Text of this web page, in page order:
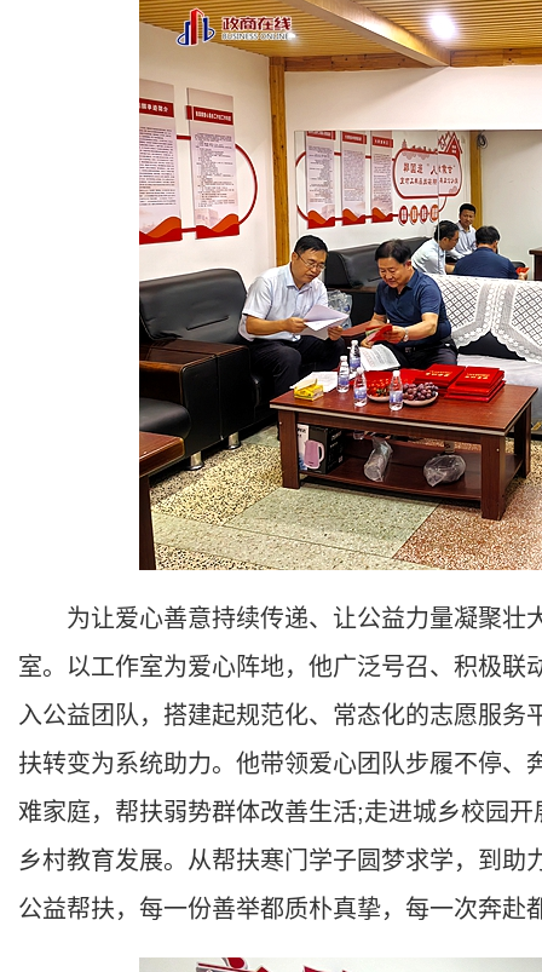
为让爱心善意持续传递、让公益力量凝聚壮
室。以工作室为爱心阵地，他广泛号召、积极
入公益团队，搭建起规范化、常态化的志愿服
扶转变为系统助力。他带领爱心团队步履不停
难家庭，帮扶弱势群体改善生活;走进城乡校园
乡村教育发展。从帮扶寒门学子圆梦求学，到
公益帮扶，每一份善举都质朴真挚，每一次奔赴